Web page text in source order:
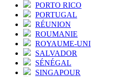
PORTO RICO
PORTUGAL
RÉUNION
ROUMANIE
ROYAUME-UNI
SALVADOR
SÉNÉGAL
SINGAPOUR